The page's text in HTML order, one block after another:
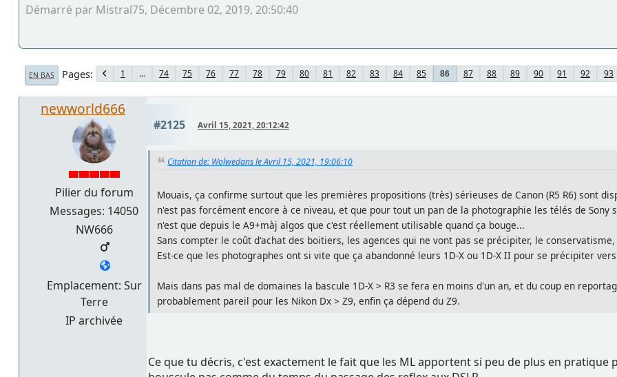
Démarré par Mistral75, Décembre 02, 2019, 20:50:40
EN BAS Pages 1 ... 74 75 76 77 78 79 80 81 82 83 84 85 86 87 88 89 90 91 92 93
newworld666
Pilier du forum
Messages: 14050
NW666
Emplacement: Sur
Terre
IP archivée
#2125 Avril 15, 2021, 20:12:42
Citation de: Wolwedans le Avril 15, 2021, 19:06:10
Mouais, ça confirme surtout que les premières propositions (très) sérieuses de Canon (R5 R6) sont
n'est pas forcément encore à ce niveau, et que pour tout un pan de la photographie les télés de
n'est que depuis le A9+màj algos que c'est réellement utilisable quand ça bouge...
Sans compter le coût d'achat des boitiers, les agences qui ne vont pas se précipiter, le
Est-ce que les photographes ont si vite que ça abandonné leurs 1D-X ou 1D-X II pour se précipiter
Mais dans pas mal de domaines la bascule 1D-X > R3 se fera en moins d'un an, et du coup en
probablement pareil pour les Nikon Dx > Z9, enfin ça dépend du Z9.
Ce que tu décris, c'est exactement le fait que les ML apportent si peu de plus en